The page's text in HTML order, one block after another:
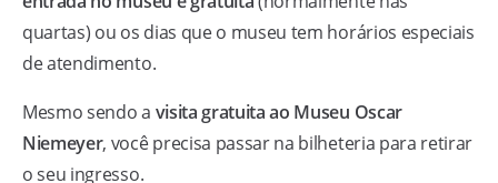
quartas) ou os dias que o museu tem horários especiais
de atendimento.
Mesmo sendo a visita gratuita ao Museu Oscar
Niemeyer, você precisa passar na bilheteria para retirar
o seu ingresso.